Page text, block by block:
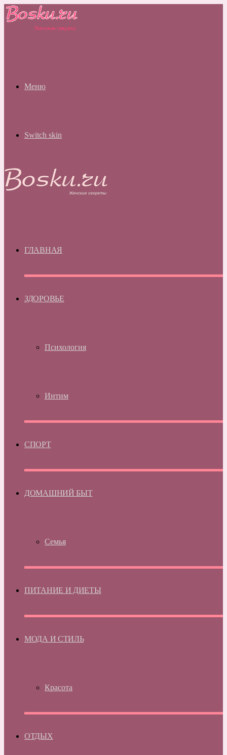
Меню
Switch skin
ГЛАВНАЯ
ЗДОРОВЬЕ
Психология
Интим
СПОРТ
ДОМАШНИЙ БЫТ
Семья
ПИТАНИЕ И ДИЕТЫ
МОДА И СТИЛЬ
Красота
ОТДЫХ